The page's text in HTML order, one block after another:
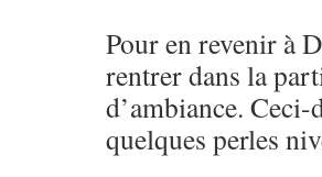
Pour en revenir à
rentrer dans la
d’ambiance.
quelques perles